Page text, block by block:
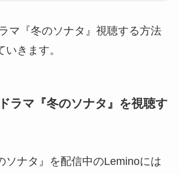
マ『冬のソナタ』視聴する方法
きます。
ラマ『冬のソナタ』を視聴す
ソナタ』を配信中のLeminoには